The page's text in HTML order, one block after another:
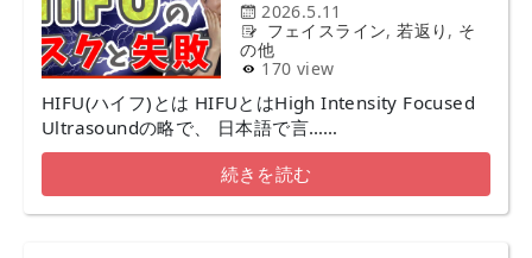
2026.5.11
フェイスライン,若返り , そ
の他
170 view
HIFU(ハイフ)とは HIFUとはHigh Intensity Focused
Ultrasoundの略で、 日本語で言……
続きを読む